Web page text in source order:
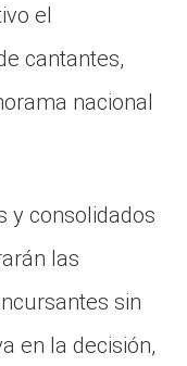
el
cantantes,
nacional
y consolidados
las
sin
en la decisión,